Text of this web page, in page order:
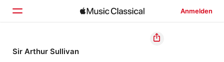
Anmelden
Startseite
Sir Arthur Sullivan